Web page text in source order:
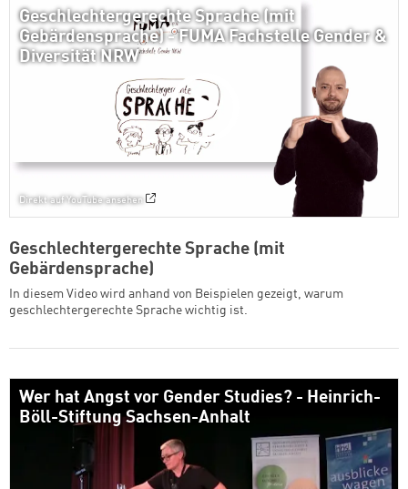
Geschlechtergerechte Sprache (mit
Gebärdensprache) - FUMA Fachstelle Gender &
Diversität NRW
Direkt auf YouTube ansehen
Geschlechtergerechte Sprache (mit
Gebärdensprache)
In diesem Video wird anhand von Beispielen gezeigt, warum
geschlechtergerechte Sprache wichtig ist.
Wer hat Angst vor Gender Studies? - Heinrich-
Böll-Stiftung Sachsen-Anhalt